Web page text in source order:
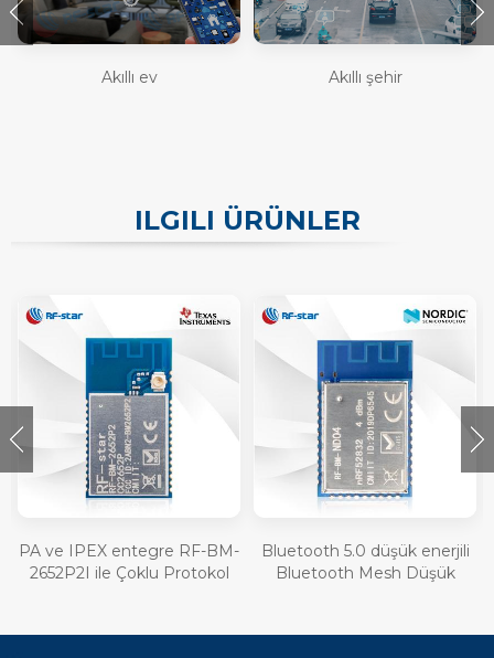
Akıllı ev Akıllı şehir
ILGILI ÜRÜNLER
PA ve IPEX entegre RF-BM-
2652P2I ile Çoklu Protokol
Bluetooth 5.0 düşük enerjili
Bluetooth Mesh Düşük